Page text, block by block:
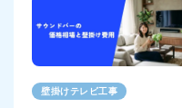
壁掛けテレビ工事